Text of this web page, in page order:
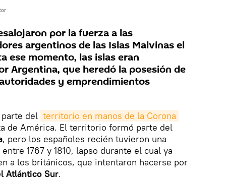
por la fuerza a las
argentinos de las Islas Malvinas el
ese momento, las islas eran
Argentina, que heredó la posesión de
y emprendimientos
del territorio en manos de la Corona
de América. El territorio formó parte del
, pero los españoles recién tuvieron una
1767 y 1810, lapso durante el cual ya
a los británicos, que intentaron hacerse por
Atlántico Sur.